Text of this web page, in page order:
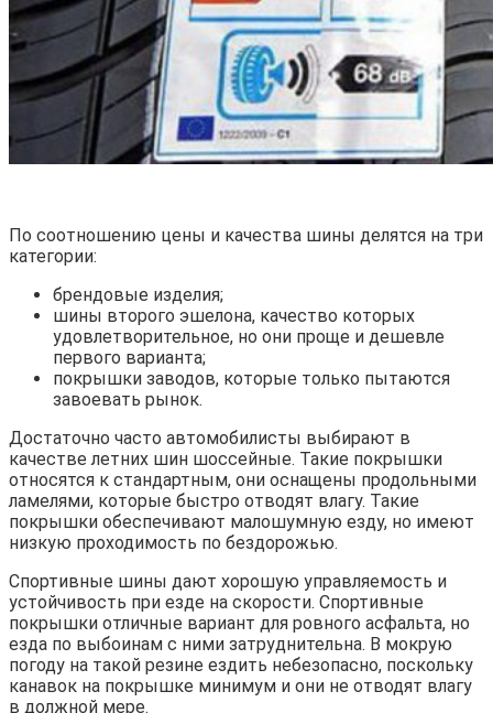
По соотношению цены и качества шины делятся на три
категории:
брендовые изделия;
шины второго эшелона, качество которых
удовлетворительное, но они проще и дешевле
первого варианта;
покрышки заводов, которые только пытаются
завоевать рынок.
Достаточно часто автомобилисты выбирают в
качестве летних шин шоссейные. Такие покрышки
относятся к стандартным, они оснащены продольными
ламелями, которые быстро отводят влагу. Такие
покрышки обеспечивают малошумную езду, но имеют
низкую проходимость по бездорожью.
Спортивные шины дают хорошую управляемость и
устойчивость при езде на скорости. Спортивные
покрышки отличные вариант для ровного асфальта, но
езда по выбоинам с ними затруднительна. В мокрую
погоду на такой резине ездить небезопасно, поскольку
канавок на покрышке минимум и они не отводят влагу
в должной мере.